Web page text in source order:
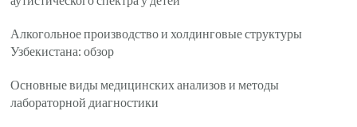
Алкогольное производство и холдинговые структуры
Узбекистана: обзор
Основные виды медицинских анализов и методы
лабораторной диагностики